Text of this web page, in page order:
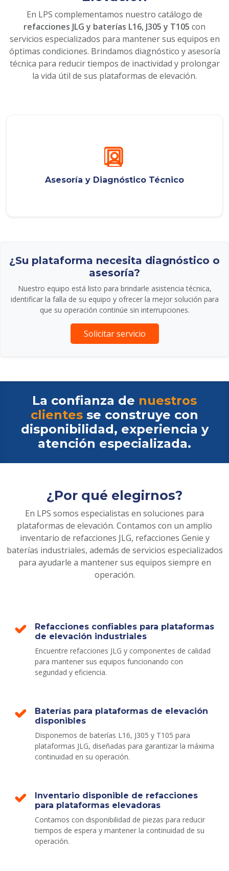
En LPS complementamos nuestro catálogo de
refacciones JLG y baterías L16, J305 y T105 con
servicios especializados para mantener sus equipos en
óptimas condiciones. Brindamos diagnóstico y asesoría
técnica para reducir tiempos de inactividad y prolongar
la vida útil de sus plataformas de elevación.
Asesoría y Diagnóstico Técnico
¿Su plataforma necesita diagnóstico o
asesoría?
Nuestro equipo está listo para brindarle asistencia técnica,
identificar la falla de su equipo y ofrecer la mejor solución para
que su operación continúe sin interrupciones.
Solicitar servicio
La confianza de nuestros
clientes se construye con
disponibilidad, experiencia y
atención especializada.
¿Por qué elegirnos?
En LPS somos especialistas en soluciones para
plataformas de elevación. Contamos con un amplio
inventario de refacciones JLG, refacciones Genie y
baterías industriales, además de servicios especializados
para ayudarle a mantener sus equipos siempre en
operación.
Refacciones confiables para plataformas
de elevación industriales
Encuentre refacciones JLG y componentes de calidad
para mantener sus equipos funcionando con
seguridad y eficiencia.
Baterías para plataformas de elevación
disponibles
Disponemos de baterías L16, J305 y T105 para
plataformas JLG, diseñadas para garantizar la máxima
continuidad en su operación.
Inventario disponible de refacciones
para plataformas elevadoras
Contamos con disponibilidad de piezas para reducir
tiempos de espera y mantener la continuidad de su
operación.